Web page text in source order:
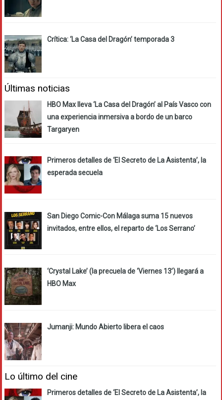
Crítica: ‘La Casa del Dragón’ temporada 3
Últimas noticias
HBO Max lleva ‘La Casa del Dragón’ al País Vasco con
una experiencia inmersiva a bordo de un barco
Targaryen
Primeros detalles de ‘El Secreto de La Asistenta’, la
esperada secuela
San Diego Comic-Con Málaga suma 15 nuevos
invitados, entre ellos, el reparto de ‘Los Serrano’
‘Crystal Lake’ (la precuela de ‘Viernes 13’) llegará a
HBO Max
Jumanji: Mundo Abierto libera el caos
Lo último del cine
Primeros detalles de ‘El Secreto de La Asistenta’, la